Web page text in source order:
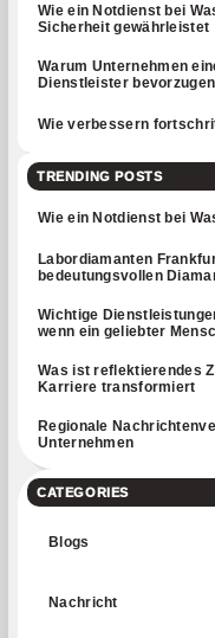
Wie ein Notdienst bei
Sicherheit gewährleistet
Warum Unternehmen
Dienstleister
Wie verbessern
TRENDING POSTS
Wie ein Notdienst bei
Labordiamanten
bedeutungsvollen
Wichtige
wenn ein geliebter
Was ist reflektierendes
Karriere transformiert
Regionale
Unternehmen
CATEGORIES
Blogs
Nachricht